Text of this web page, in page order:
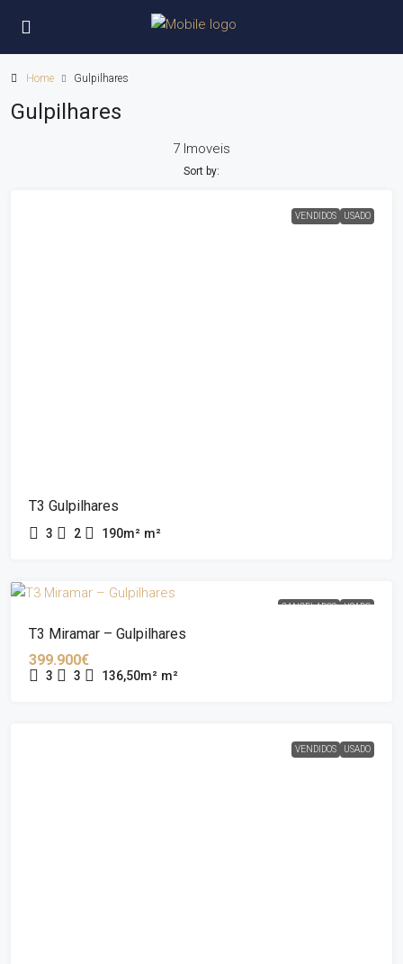
Home Gulpilhares
Gulpilhares
7 Imoveis
Sort by:
VENDIDOS USADO
T3 Gulpilhares
3 2 190m² m²
CANCELADOS USADO
T3 Miramar – Gulpilhares
399.900€
3 3 136,50m² m²
VENDIDOS USADO